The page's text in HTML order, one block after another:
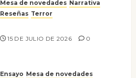
Mesa de novedades Narrativa
Reseñas Terror
15 DE JULIO DE 2026 0
Ensayo Mesa de novedades